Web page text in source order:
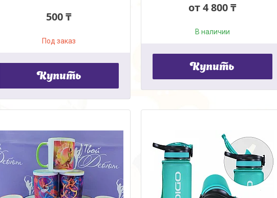
500 ₸
Под заказ
Купить
от 4 800 ₸
В наличии
Купить